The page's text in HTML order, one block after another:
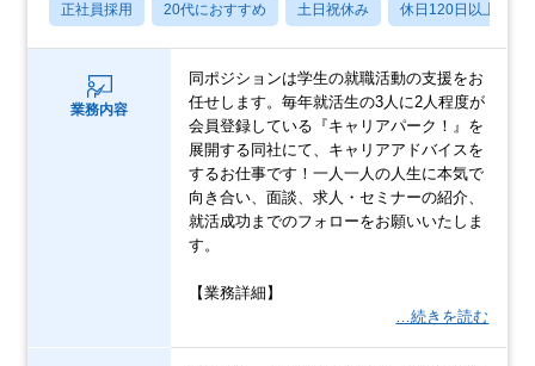
正社員採用 20代におすすめ 土日祝休み 休日120日以上
業務内容
同ポジションは学生の就職活動の支援をお
任せします。毎年就活生の3人に2人程度が
会員登録している『キャリアパーク！』を
展開する同社にて、キャリアアドバイスを
するお仕事です！一人一人の人生に本気で
向き合い、面談、求人・セミナーの紹介、
就活成功までのフォローをお願いいたしま
す。
【業務詳細】
…続きを読む